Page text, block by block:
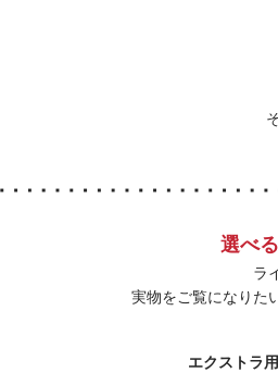
選べ
ラ
実物をご覧になりた
エクストラ